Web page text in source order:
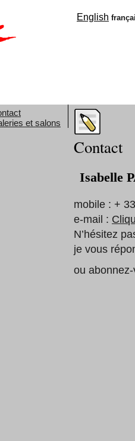
English
et salons
Contact
Isabelle
mobile : +
e-mail :
N’hésitez
je vous
ou